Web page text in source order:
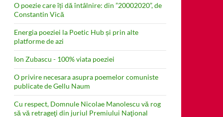
O poezie care îți dă întâlnire: din ”20002020”, de
Constantin Vică
Energia poeziei la Poetic Hub și prin alte
platforme de azi
Ion Zubascu - 100% viata poeziei
O privire necesara asupra poemelor comuniste
publicate de Gellu Naum
Cu respect, Domnule Nicolae Manolescu vă rog
să vă retrageţi din juriul Premiului Naţional